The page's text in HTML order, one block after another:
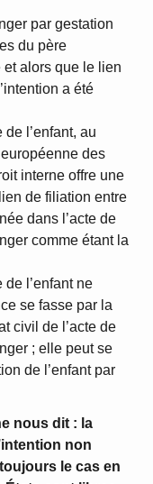
par gestation
du père
et alors que le lien
a été
l’enfant, au
des
interne offre une
de filiation entre
dans l’acte de
comme étant la
l’enfant ne
se fasse par la
civil de l’acte de
; elle peut se
de l’enfant par
nous dit : la
non
le cas en